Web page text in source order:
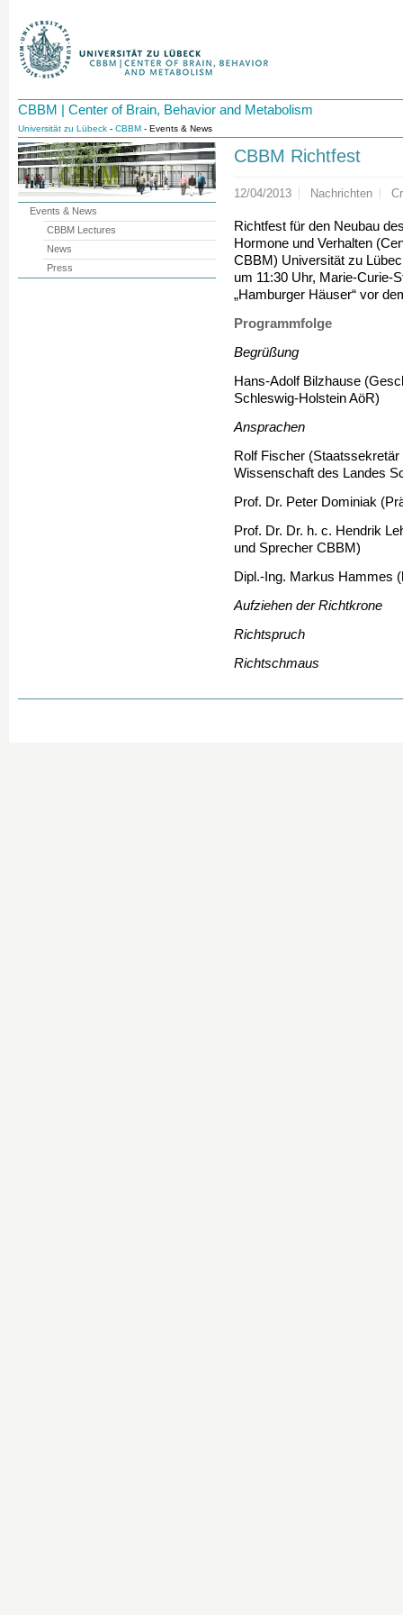
CBBM | Center of Brain, Behavior and Metabolism
Universität zu Lübeck - CBBM - Events & News
CBBM Richtfest
12/04/2013 Nachrichten
Richtfest für den Neubau
Hormone und Verhalten
CBBM) Universität zu
um 11:30 Uhr, Marie-Curie-
„Hamburger Häuser“ vor
Programmfolge
Begrüßung
Hans-Adolf Bilzhause
Schleswig-Holstein AöR)
Ansprachen
Rolf Fischer
Wissenschaft des Landes
Prof. Dr. Peter Dominiak
Prof. Dr. Dr. h. c. Hendrik
und Sprecher CBBM)
Dipl.-Ing. Markus Hammes
Aufziehen der Richtkrone
Richtspruch
Richtschmaus
Events & News
CBBM Lectures
News
Press